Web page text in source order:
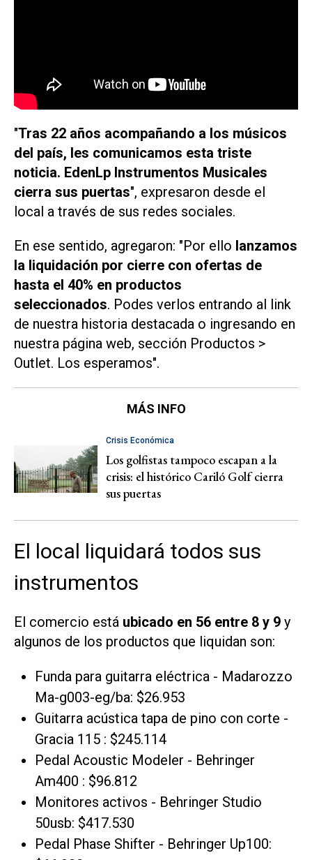
"Tras 22 años acompañando a los músicos
del país, les comunicamos esta triste
noticia. EdenLp Instrumentos Musicales
cierra sus puertas", expresaron desde el
local a través de sus redes sociales.
En ese sentido, agregaron: "Por ello lanzamos
la liquidación por cierre con ofertas de
hasta el 40% en productos
seleccionados. Podes verlos entrando al link
de nuestra historia destacada o ingresando en
nuestra página web, sección Productos >
Outlet. Los esperamos".
MÁS INFO
Crisis Económica
Los golfistas tampoco escapan a la
crisis: el histórico Cariló Golf cierra
sus puertas
El local liquidará todos sus
instrumentos
El comercio está ubicado en 56 entre 8 y 9 y
algunos de los productos que liquidan son:
Funda para guitarra eléctrica - Madarozzo
Ma-g003-eg/ba: $26.953
Guitarra acústica tapa de pino con corte -
Gracia 115 : $245.114
Pedal Acoustic Modeler - Behringer
Am400 : $96.812
Monitores activos - Behringer Studio
50usb: $417.530
Pedal Phase Shifter - Behringer Up100: